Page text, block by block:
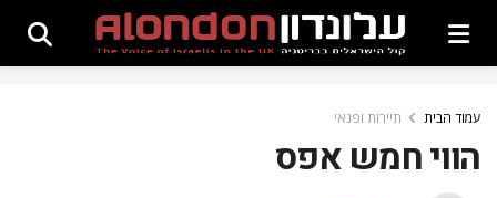
עמוד הבית תיירות ופנאי
הווי חמש אפס